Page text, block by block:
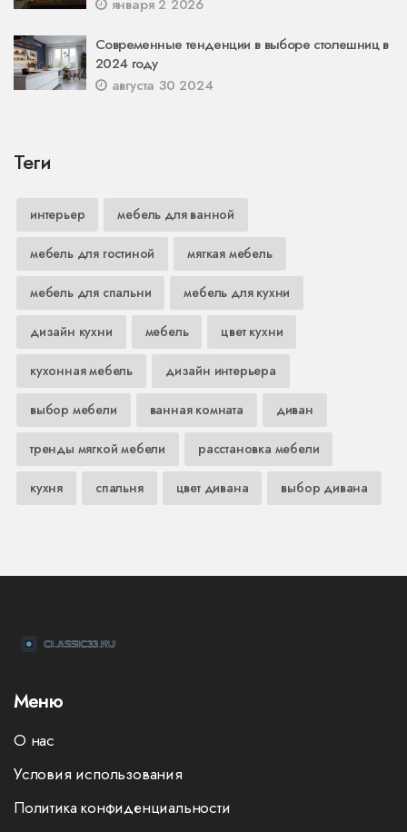
января 2 2026
Современные тенденции в выборе столешниц в
2024 году
августа 30 2024
Теги
интерьер мебель для ванной
мебель для гостиной мягкая мебель
мебель для спальни мебель для кухни
дизайн кухни мебель цвет кухни
кухонная мебель дизайн интерьера
выбор мебели ванная комната диван
тренды мягкой мебели расстановка мебели
кухня спальня цвет дивана выбор дивана
Меню
О нас
Условия использования
Политика конфиденциальности